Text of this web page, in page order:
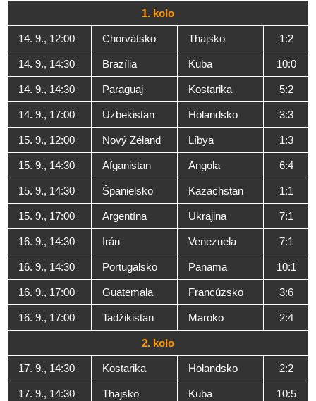
1. kolo
14. 9., 12:00 Chorvátsko Thajsko 1:2
14. 9., 14:30 Brazília Kuba 10:0
14. 9., 14:30 Paraguaj Kostarika 5:2
14. 9., 17:00 Uzbekistan Holandsko 3:3
15. 9., 12:00 Nový Zéland Líbya 1:3
15. 9., 14:30 Afganistan Angola 6:4
15. 9., 14:30 Španielsko Kazachstan 1:1
15. 9., 17:00 Argentína Ukrajina 7:1
16. 9., 14:30 Irán Venezuela 7:1
16. 9., 14:30 Portugalsko Panama 10:1
16. 9., 17:00 Guatemala Francúzsko 3:6
16. 9., 17:00 Tadžikistan Maroko 2:4
2. kolo
17. 9., 14:30 Kostarika Holandsko 2:2
17. 9., 14:30 Thajsko Kuba 10:5